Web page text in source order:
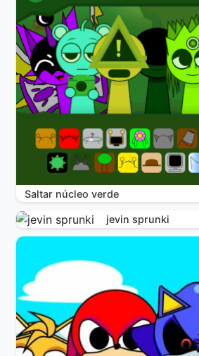
Saltar núcleo verde
jevin sprunki